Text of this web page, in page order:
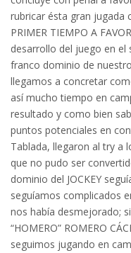
rubricar ésta gran jugada
PRIMER TIEMPO A
desarrollo del juego en el
franco dominio de
llegamos a concretar
así mucho tiempo en
resultado y como bien
puntos potenciales en
Tablada, llegaron al try a
que no pudo ser
dominio del JOCKEY
seguíamos complicados
nos había desmejorado;
“HOMERO” ROMERO
seguimos jugando en